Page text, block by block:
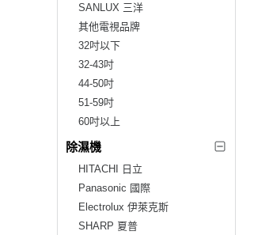
SANLUX 三洋
其他電視品牌
32吋以下
32-43吋
44-50吋
51-59吋
60吋以上
除濕機
HITACHI 日立
Panasonic 國際
Electrolux 伊萊克斯
SHARP 夏普